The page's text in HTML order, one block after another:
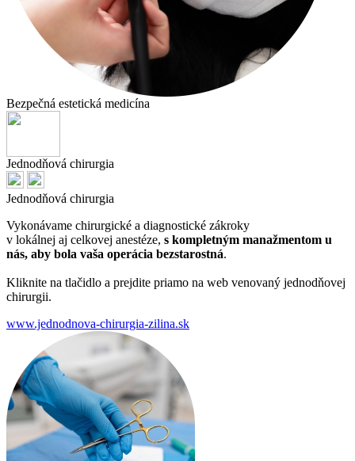
Bezpečná estetická medicína
Jednodňová chirurgia
Jednodňová chirurgia
Vykonávame chirurgické a diagnostické zákroky
v lokálnej aj celkovej anestéze, s kompletným manažmentom u
nás, aby bola vaša operácia bezstarostná.
Kliknite na tlačidlo a prejdite priamo na web venovaný jednodňovej
chirurgii.
www.jednodnova-chirurgia-zilina.sk